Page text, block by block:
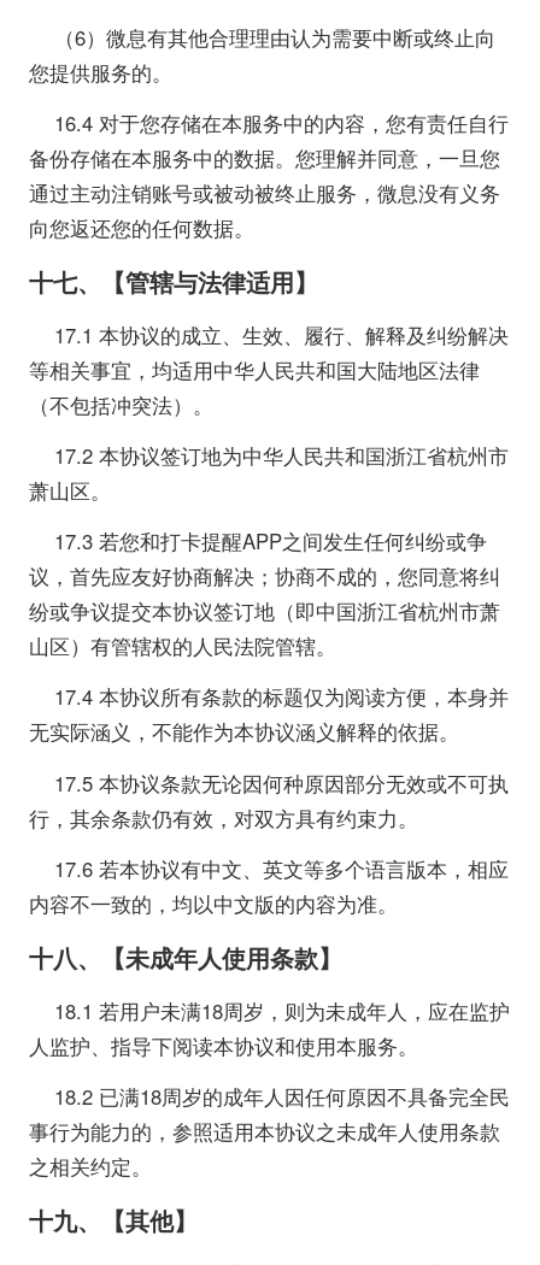
（6）微息有其他合理理由认为需要中断或终止向
您提供服务的。
16.4 对于您存储在本服务中的内容，您有责任自行
备份存储在本服务中的数据。您理解并同意，一旦您
通过主动注销账号或被动被终止服务，微息没有义务
向您返还您的任何数据。
十七、【管辖与法律适用】
17.1 本协议的成立、生效、履行、解释及纠纷解决
等相关事宜，均适用中华人民共和国大陆地区法律
（不包括冲突法）。
17.2 本协议签订地为中华人民共和国浙江省杭州市
萧山区。
17.3 若您和打卡提醒APP之间发生任何纠纷或争
议，首先应友好协商解决；协商不成的，您同意将纠
纷或争议提交本协议签订地（即中国浙江省杭州市萧
山区）有管辖权的人民法院管辖。
17.4 本协议所有条款的标题仅为阅读方便，本身并
无实际涵义，不能作为本协议涵义解释的依据。
17.5 本协议条款无论因何种原因部分无效或不可执
行，其余条款仍有效，对双方具有约束力。
17.6 若本协议有中文、英文等多个语言版本，相应
内容不一致的，均以中文版的内容为准。
十八、【未成年人使用条款】
18.1 若用户未满18周岁，则为未成年人，应在监护
人监护、指导下阅读本协议和使用本服务。
18.2 已满18周岁的成年人因任何原因不具备完全民
事行为能力的，参照适用本协议之未成年人使用条款
之相关约定。
十九、【其他】